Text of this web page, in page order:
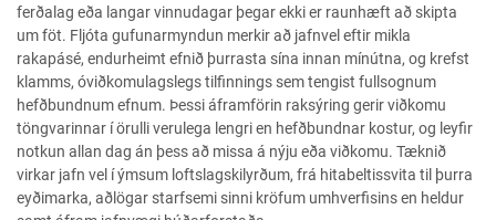
ferðalag eða langar vinnudagar þegar ekki er raunhæft að skipta
um föt. Fljóta gufunarmyndun merkir að jafnvel eftir mikla
rakapásé, endurheimt efnið þurrasta sína innan mínútna, og krefst
klamms, óviðkomulagslegs tilfinnings sem tengist fullsognum
hefðbundnum efnum. Þessi áframförin raksýring gerir viðkomu
töngvarinnar í örulli verulega lengri en hefðbundnar kostur, og leyfir
notkun allan dag án þess að missa á nýju eða viðkomu. Tæknið
virkar jafn vel í ýmsum loftslagskilyrðum, frá hitabeltissvita til þurra
eyðimarka, aðlögar starfsemi sinni kröfum umhverfisins en heldur